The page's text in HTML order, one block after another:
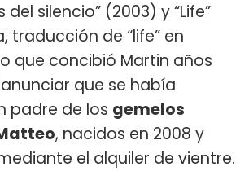
del silencio” (2003) y “Life”
traducción de “life” en
que concibió Martin años
que se había
padre de los gemelos
, nacidos en 2008 y
el alquiler de vientre.